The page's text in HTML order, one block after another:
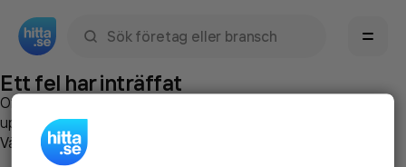
Ett fel har inträffat
Om du vill kan du
uppstod så att vi lättare och snabbare kan avhjälpa det.
Vänligen försök med följande: